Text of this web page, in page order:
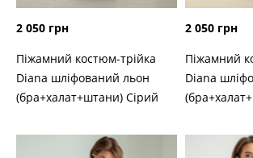
2 050 грн
Піжамний костюм-трійка
Diana шліфований льон
(бра+халат+штани) Сірий
2 050 грн
Піжамний
Diana